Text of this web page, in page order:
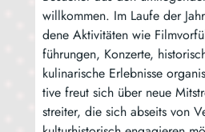
will­kom­men. Im Lau­fe der
de­ne Akti­vi­tä­ten wie
füh­run­gen, Kon­zer­te,
kuli­na­ri­sche Erleb­nis­se
ti­ve freut sich über neue
strei­ter, die sich abseits von